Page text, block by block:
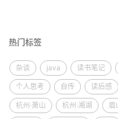
热门标签
杂谈 java 读书笔记
个人思考 自传 读后感
杭州·萧山 杭州·湘湖 眉